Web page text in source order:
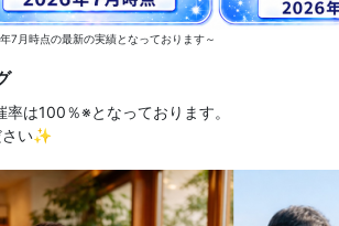
7月時点の最新の実績となっております～
は100％※となっております。
さい✨